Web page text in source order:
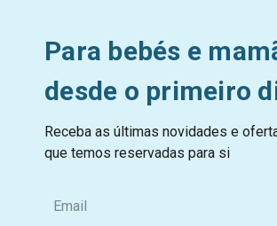
Para bebés e
desde o primeiro
Receba as últimas novidades e
que temos reservadas para si
m